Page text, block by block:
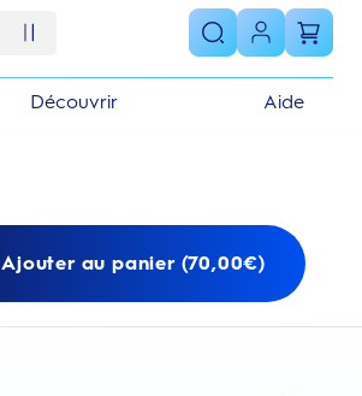
Découvrir Aide
Ajouter au panier (70,00€)